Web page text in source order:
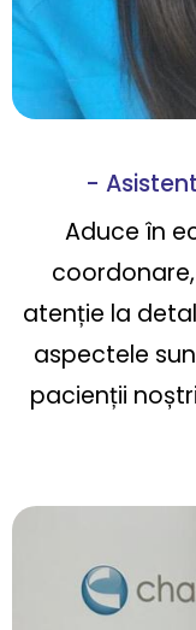
-
Aduce în
atenție la
aspectele
pacienții